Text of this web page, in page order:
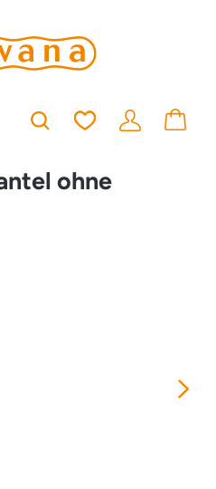
Du hast 0
ohne